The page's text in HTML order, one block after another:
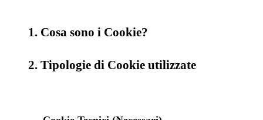
1. Cosa sono i Cookie?
2. Tipologie di Cookie utilizzate